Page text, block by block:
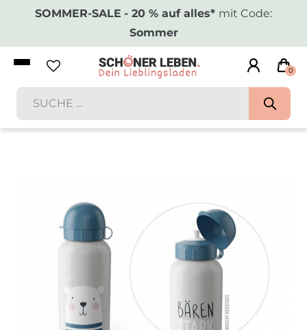
SOMMER-SALE - 20 % auf alles* mit Code:
Sommer
0